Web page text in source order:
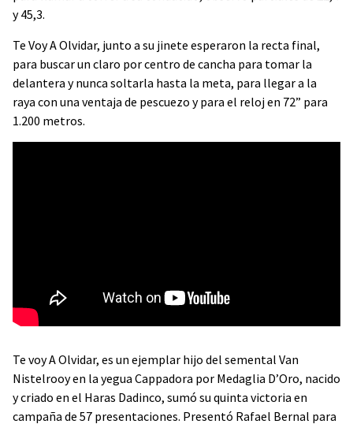
y 45,3.
Te Voy A Olvidar, junto a su jinete esperaron la recta final,
para buscar un claro por centro de cancha para tomar la
delantera y nunca soltarla hasta la meta, para llegar a la
raya con una ventaja de pescuezo y para el reloj en 72” para
1.200 metros.
Te voy A Olvidar, es un ejemplar hijo del semental Van
Nistelrooy en la yegua Cappadora por Medaglia D’Oro, nacido
y criado en el Haras Dadinco, sumó su quinta victoria en
campaña de 57 presentaciones. Presentó Rafael Bernal para